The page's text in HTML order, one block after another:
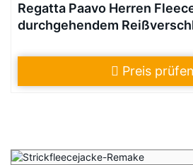
Regatta Paavo Herren
durchgehendem
Preis prüfen